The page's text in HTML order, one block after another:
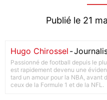
Publié le 21
Hugo Chirossel -
Passionné de football depuis le
est rapidement devenu une
tard un amour pour la NBA, avant
ceux de la Formule 1 et de la NFL.